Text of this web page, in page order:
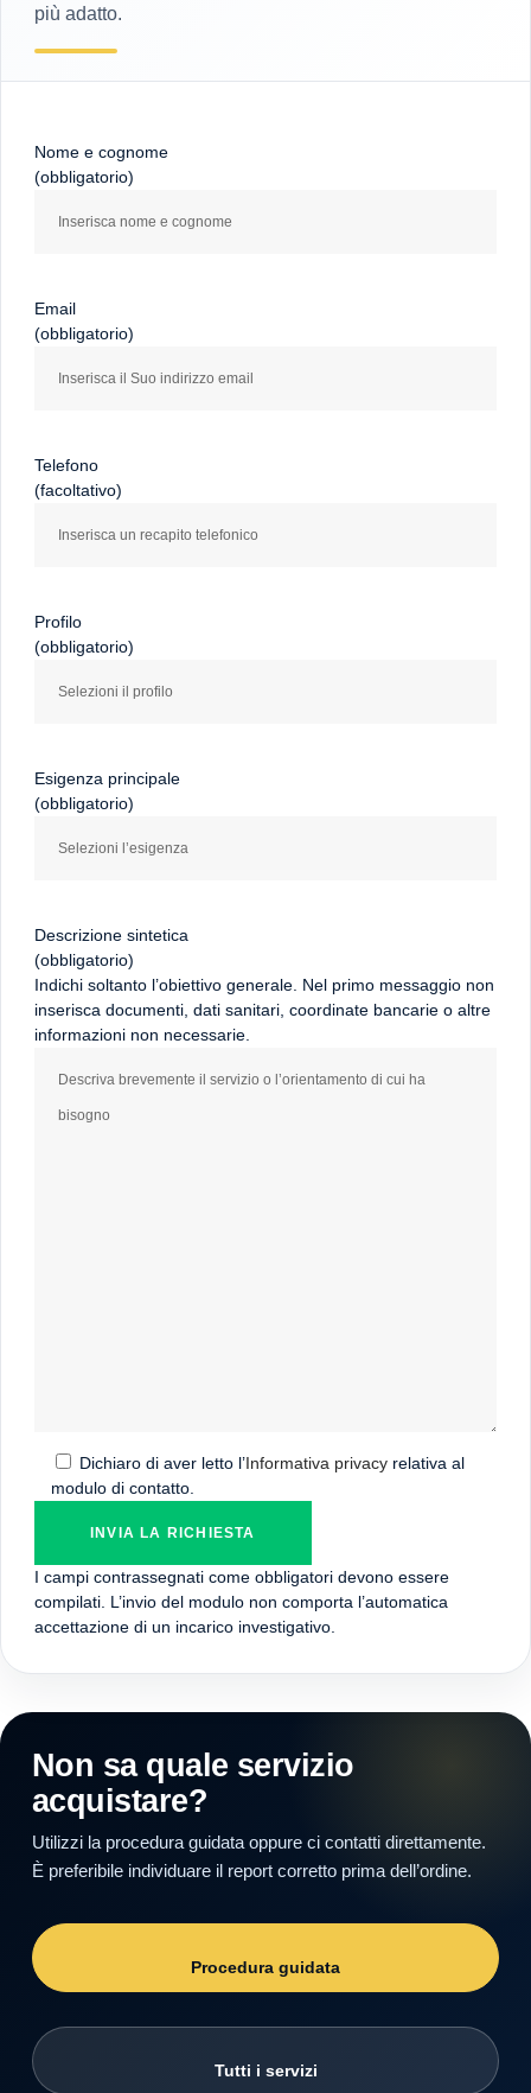
più adatto.
Nome e cognome
(obbligatorio)
Email
(obbligatorio)
Telefono
(facoltativo)
Profilo
(obbligatorio)
Esigenza principale
(obbligatorio)
Descrizione sintetica
(obbligatorio)
Indichi soltanto l’obiettivo generale. Nel primo messaggio non
inserisca documenti, dati sanitari, coordinate bancarie o altre
informazioni non necessarie.
Dichiaro di aver letto l’Informativa privacy relativa al
modulo di contatto.
I campi contrassegnati come obbligatori devono essere
compilati. L’invio del modulo non comporta l’automatica
accettazione di un incarico investigativo.
Non sa quale servizio
acquistare?
Utilizzi la procedura guidata oppure ci contatti direttamente.
È preferibile individuare il report corretto prima dell’ordine.
Procedura guidata
Tutti i servizi